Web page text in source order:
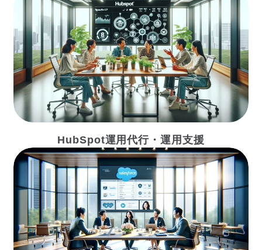
HubSpot運用代行・運用支援